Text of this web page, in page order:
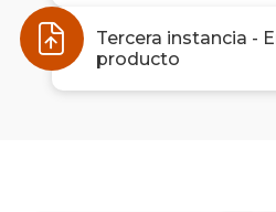
Tercera instancia -
producto